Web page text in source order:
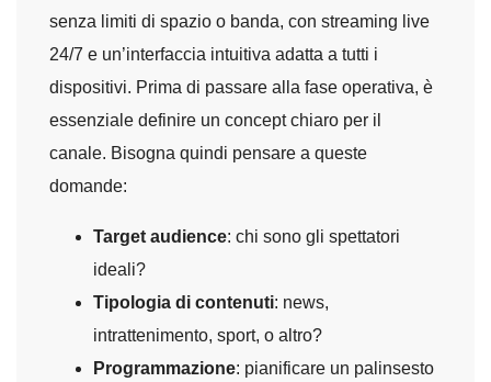
senza limiti di spazio o banda, con streaming live
24/7 e un’interfaccia intuitiva adatta a tutti i
dispositivi. Prima di passare alla fase operativa, è
essenziale definire un concept chiaro per il
canale. Bisogna quindi pensare a queste
domande:
Target audience: chi sono gli spettatori
ideali?
Tipologia di contenuti: news,
intrattenimento, sport, o altro?
Programmazione: pianificare un palinsesto